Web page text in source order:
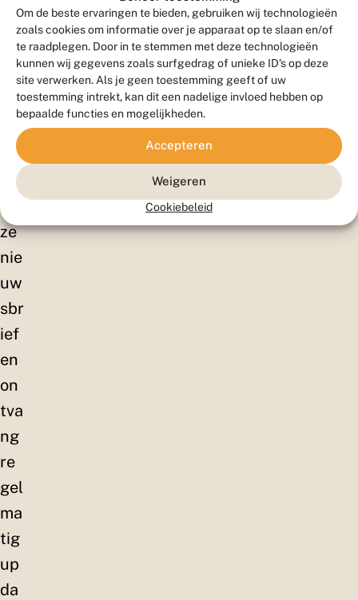
Om de beste ervaringen te bieden, gebruiken wij technologieën
zoals cookies om informatie over je apparaat op te slaan en/of
te raadplegen. Door in te stemmen met deze technologieën
kunnen wij gegevens zoals surfgedrag of unieke ID's op deze
site verwerken. Als je geen toestemming geeft of uw
toestemming intrekt, kan dit een nadelige invloed hebben op
bepaalde functies en mogelijkheden.
Accepteren
Weigeren
Cookiebeleid
en!
Sc
hrij
f je
vo
on
ze
nie
uw
sbr
ief
en
on
tva
ng
re
gel
ma
tig
up
da